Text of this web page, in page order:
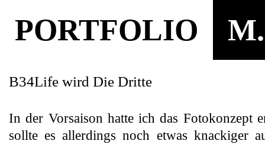
PORTFOLIO
B34Life wird Die Dritte
In der Vorsaison hatte ich das Fotokonzept
sollte es allerdings noch etwas knackiger